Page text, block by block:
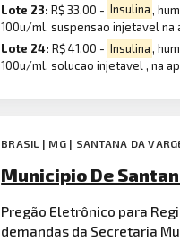
Lote 23:R$ 33,00 - Insulina,
100u/ml, suspensao injetavel na
Lote 24:R$ 41,00 - Insulina,
100u/ml, solucao injetavel , na
BRASIL | MG | SANTANA DA
Municipio De
Pregão Eletrônico para
demandas da Secretaria